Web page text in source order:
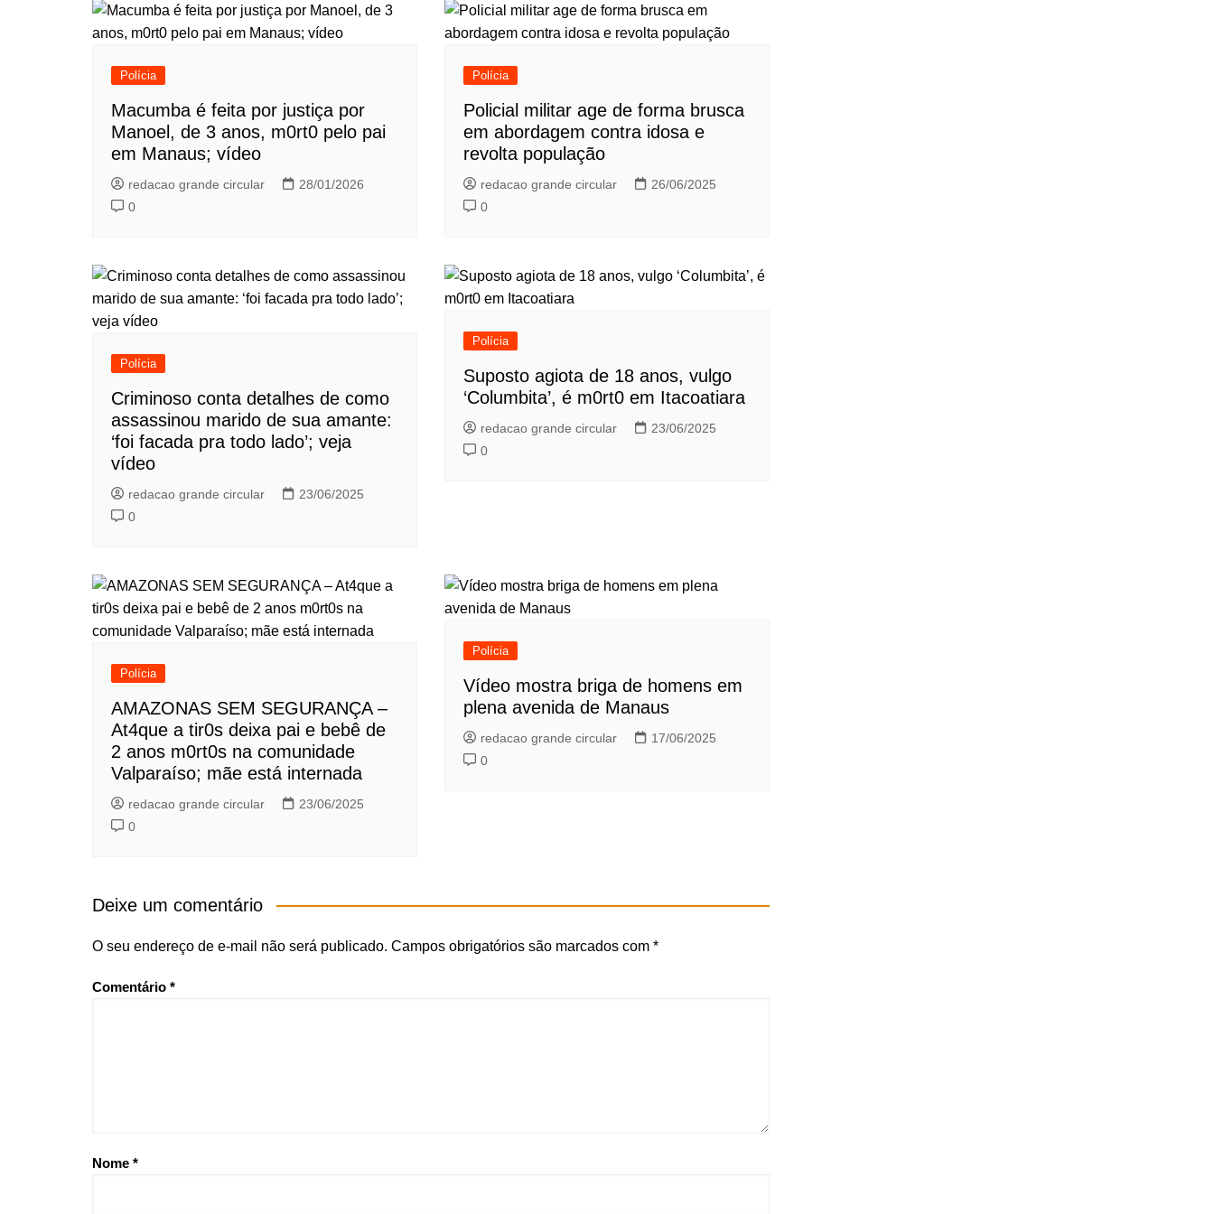
Polícia
Macumba é feita por justiça por
Manoel, de 3 anos, m0rt0 pelo pai
em Manaus; vídeo
redacao grande circular
28/01/2026
0
Polícia
Policial militar age de forma brusca
em abordagem contra idosa e
revolta população
redacao grande circular
26/06/2025
0
Polícia
Criminoso conta detalhes de como
assassinou marido de sua amante:
‘foi facada pra todo lado’; veja
vídeo
redacao grande circular
23/06/2025
0
Polícia
Suposto agiota de 18 anos, vulgo
‘Columbita’, é m0rt0 em Itacoatiara
redacao grande circular
23/06/2025
0
Polícia
AMAZONAS SEM SEGURANÇA –
At4que a tir0s deixa pai e bebê de
2 anos m0rt0s na comunidade
Valparaíso; mãe está internada
redacao grande circular
23/06/2025
0
Polícia
Vídeo mostra briga de homens em
plena avenida de Manaus
redacao grande circular
17/06/2025
0
Deixe um comentário
O seu endereço de e-mail não será publicado. Campos obrigatórios são marcados com *
Comentário *
Nome *